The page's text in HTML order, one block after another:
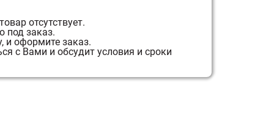
отсутствует.
под заказ.
и оформите заказ.
с Вами и обсудит условия и сроки